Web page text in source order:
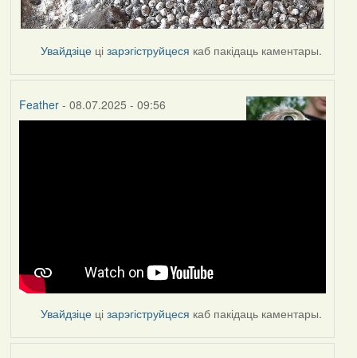
Увайдзіце цізарэгіструйцеся каб пакідаць каментары.
Feather- 08.07.2025 - 09:56
Увайдзіце цізарэгіструйцеся каб пакідаць каментары.